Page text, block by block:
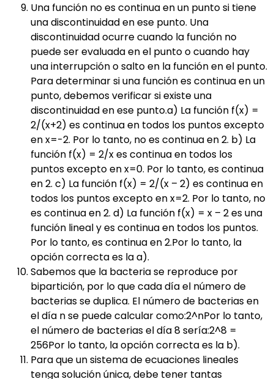
Una función no es continua en un punto si tiene
una discontinuidad en ese punto. Una
discontinuidad ocurre cuando la función no
puede ser evaluada en el punto o cuando hay
una interrupción o salto en la función en el punto.
Para determinar si una función es continua en un
punto, debemos verificar si existe una
discontinuidad en ese punto.a) La función f(x) =
2/(x+2) es continua en todos los puntos excepto
en x=-2. Por lo tanto, no es continua en 2. b) La
función f(x) = 2/x es continua en todos los
puntos excepto en x=0. Por lo tanto, es continua
en 2. c) La función f(x) = 2/(x – 2) es continua en
todos los puntos excepto en x=2. Por lo tanto, no
es continua en 2. d) La función f(x) = x – 2 es una
función lineal y es continua en todos los puntos.
Por lo tanto, es continua en 2.Por lo tanto, la
opción correcta es la a).
Sabemos que la bacteria se reproduce por
bipartición, por lo que cada día el número de
bacterias se duplica. El número de bacterias en
el día n se puede calcular como:2^nPor lo tanto,
el número de bacterias el día 8 sería:2^8 =
256Por lo tanto, la opción correcta es la b).
Para que un sistema de ecuaciones lineales
tenga solución única, debe tener tantas